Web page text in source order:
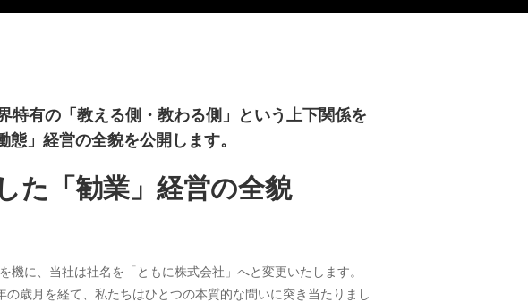
特有の「教える側・教わる側」という上下関係を
」経営の全貌を公開します。
た「勧業」経営の全貌
に、当社は社名を「ともに株式会社」へと変更いたします。
歳月を経て、私たちはひとつの本質的な問いに突き当たりまし